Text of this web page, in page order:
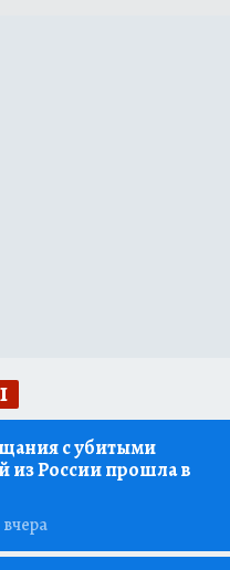
с убитыми
из России прошла в
вчера